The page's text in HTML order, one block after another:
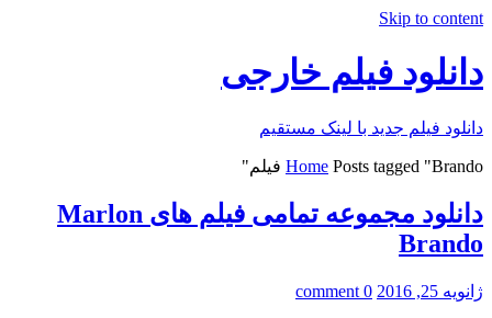
Skip to content
دانلود فیلم خارجی
دانلود فیلم جدید با لینک مستقیم
Home Posts tagged "Brando فیلم"
دانلود مجموعه تمامی فیلم های Marlon
Brando
ژانویه 25, 2016 0 comment